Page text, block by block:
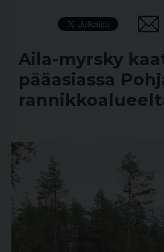
Aila-myrsky
pääasiassa